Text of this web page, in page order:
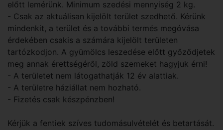
előtt lemérünk. Minimum szedési mennyiség 2 kg.
- Csak az aktuálisan kijelölt terület szedhető. Kérünk
mindenkit, a terület és a további termés megóvása
érdekében csakis a számára kijelölt területen
tartózkodjon. A gyümölcs leszedése előtt győződjetek
meg annak érettségéről, zöld szemeket hagyjuk érni!
- A területet nem látogathatják 12 év alattiak.
- A területre háziállat nem hozható.
- Fizetés csak készpénzben!
Kérjük a fentiek szíves tudomásulvételét és betartását.